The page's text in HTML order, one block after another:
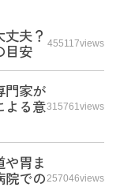
夫？
目安
455117views
門家が
よる意315761views
胃ま
院での257046views